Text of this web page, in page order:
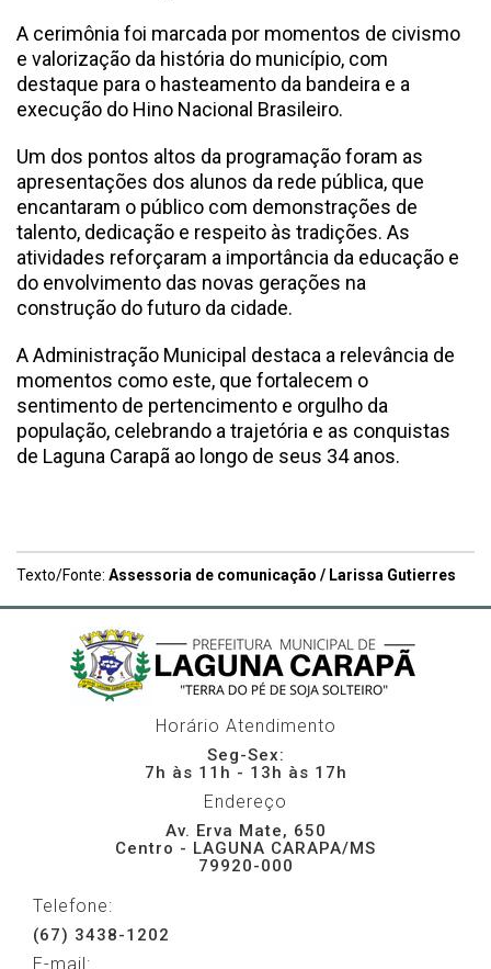
A cerimônia foi marcada por momentos de civismo
e valorização da história do município, com
destaque para o hasteamento da bandeira e a
execução do Hino Nacional Brasileiro.
Um dos pontos altos da programação foram as
apresentações dos alunos da rede pública, que
encantaram o público com demonstrações de
talento, dedicação e respeito às tradições. As
atividades reforçaram a importância da educação e
do envolvimento das novas gerações na
construção do futuro da cidade.
A Administração Municipal destaca a relevância de
momentos como este, que fortalecem o
sentimento de pertencimento e orgulho da
população, celebrando a trajetória e as conquistas
de Laguna Carapã ao longo de seus 34 anos.
Texto/Fonte: Assessoria de comunicação / Larissa Gutierres
Horário Atendimento
Seg-Sex:
7h às 11h - 13h às 17h
Endereço
Av. Erva Mate, 650
Centro - LAGUNA CARAPA/MS
79920-000
Telefone:
(67) 3438-1202
E-mail: